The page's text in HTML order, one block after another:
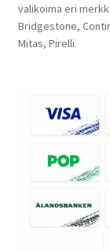
valikoima eri
Bridgestone,
Mitas, Pirelli.